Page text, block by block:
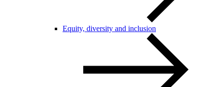
Equity, diversity and inclusion